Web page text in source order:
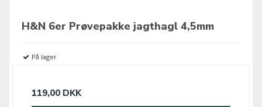
H&N 6er Prøvepakke jagthagl 4,5mm
På lager
119,00 DKK